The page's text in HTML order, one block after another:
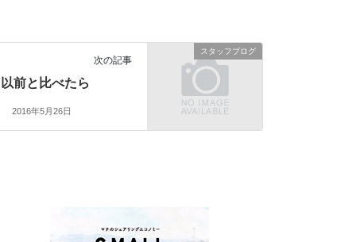
スタッフブログ
次の記事
以前と比べたら
2016年5月26日